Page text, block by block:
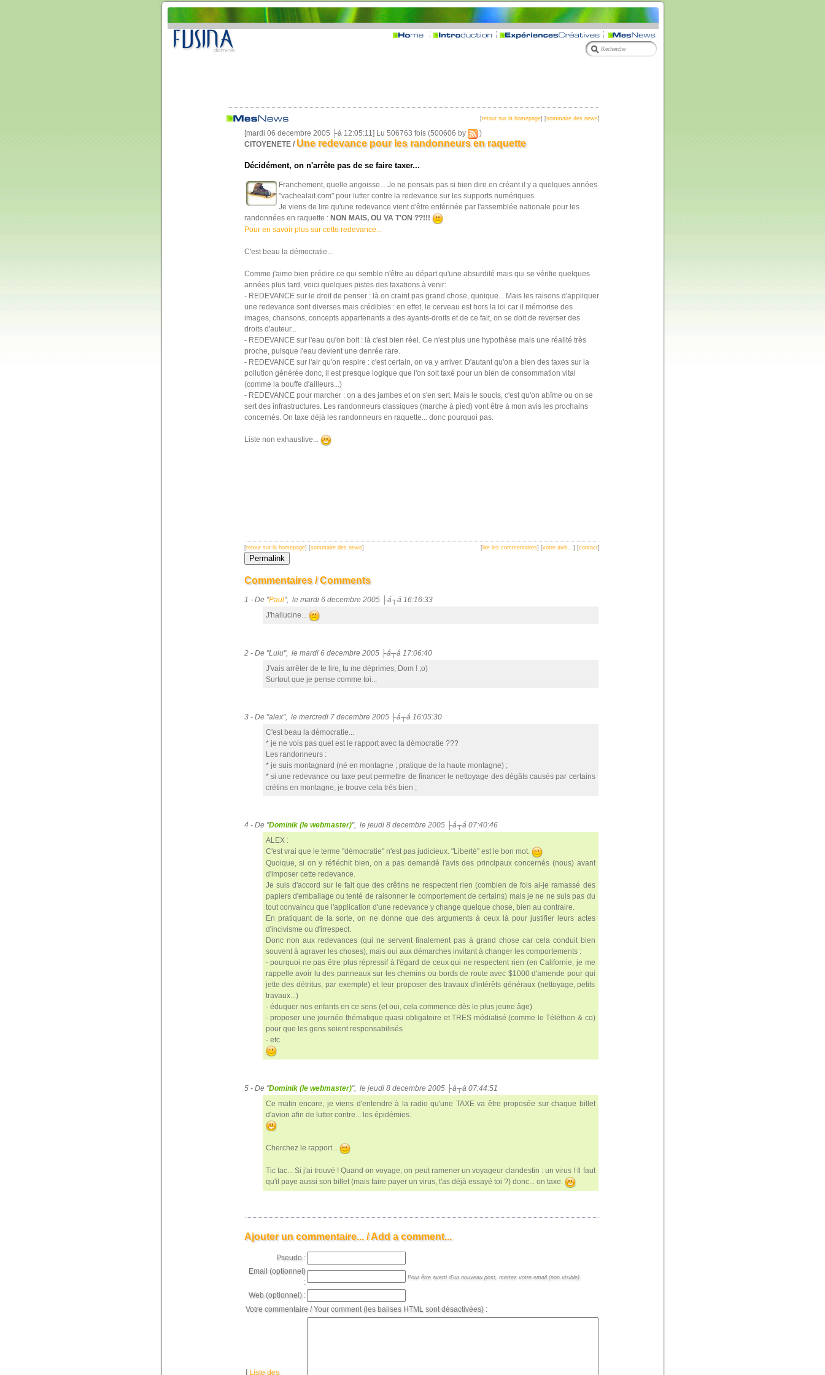
[retour sur la homepage] [sommaire des news]
[mardi 06 decembre 2005 ├á 12:05:11] Lu 506763 fois (500606 by
)
CITOYENETE / Une redevance pour les randonneurs en raquette
Décidément, on n'arrête pas de se faire taxer...
Franchement, quelle angoisse... Je ne pensais pas si bien dire en créant il y a quelques années
"vachealait.com" pour lutter contre la redevance sur les supports numériques.
Je viens de lire qu'une redevance vient d'être entérinée par l'assemblée nationale pour les
randonnées en raquette : NON MAIS, OU VA T'ON ??!!!
Pour en savoir plus sur cette redevance...
C'est beau la démocratie...
Comme j'aime bien prédire ce qui semble n'être au départ qu'une absurdité mais qui se vérifie quelques
années plus tard, voici quelques pistes des taxations à venir:
- REDEVANCE sur le droit de penser : là on craint pas grand chose, quoique... Mais les raisons d'appliquer
une redevance sont diverses mais crédibles : en effet, le cerveau est hors la loi car il mémorise des
images, chansons, concepts appartenants a des ayants-droits et de ce fait, on se doit de reverser des
droits d'auteur...
- REDEVANCE sur l'eau qu'on boit : là c'est bien réel. Ce n'est plus une hypothèse mais une réalité très
proche, puisque l'eau devient une denrée rare.
- REDEVANCE sur l'air qu'on respire : c'est certain, on va y arriver. D'autant qu'on a bien des taxes sur la
pollution générée donc, il est presque logique que l'on soit taxé pour un bien de consommation vital
(comme la bouffe d'ailleurs...)
- REDEVANCE pour marcher : on a des jambes et on s'en sert. Mais le soucis, c'est qu'on abîme ou on se
sert des infrastructures. Les randonneurs classiques (marche à pied) vont être à mon avis les prochains
concernés. On taxe déjà les randonneurs en raquette... donc pourquoi pas.
Liste non exhaustive...
[retour sur la homepage] [sommaire des news] [lire les commentaires] [votre avis...] [contact]
Commentaires / Comments
1 - De "Paul", le mardi 6 decembre 2005 ├á┬á 16:16:33
J'hallucine...
2 - De "Lulu", le mardi 6 decembre 2005 ├á┬á 17:06:40
J'vais arrêter de te lire, tu me déprimes, Dom ! ;o)
Surtout que je pense comme toi...
3 - De "alex", le mercredi 7 decembre 2005 ├á┬á 16:05:30
C'est beau la démocratie...
* je ne vois pas quel est le rapport avec la démocratie ???
Les randonneurs :
* je suis montagnard (né en montagne ; pratique de la haute montagne) ;
* si une redevance ou taxe peut permettre de financer le nettoyage des dégâts causés par certains
crétins en montagne, je trouve cela trés bien ;
4 - De "Dominik (le webmaster)", le jeudi 8 decembre 2005 ├á┬á 07:40:46
ALEX :
C'est vrai que le terme "démocratie" n'est pas judicieux. "Liberté" est le bon mot.
Quoique, si on y réfléchit bien, on a pas demandé l'avis des principaux concernés (nous) avant
d'imposer cette redevance.
Je suis d'accord sur le fait que des crêtins ne respectent rien (combien de fois ai-je ramassé des
papiers d'emballage ou tenté de raisonner le comportement de certains) mais je ne ne suis pas du
tout convaincu que l'application d'une redevance y change quelque chose, bien au contraire.
En pratiquant de la sorte, on ne donne que des arguments à ceux là pour justifier leurs actes
d'incivisme ou d'irrespect.
Donc non aux redevances (qui ne servent finalement pas à grand chose car cela conduit bien
souvent à agraver les choses), mais oui aux démarches invitant à changer les comportements :
- pourquoi ne pas être plus répressif à l'égard de ceux qui ne respectent rien (en Californie, je me
rappelle avoir lu des panneaux sur les chemins ou bords de route avec $1000 d'amende pour qui
jette des détritus, par exemple) et leur proposer des travaux d'intérêts généraux (nettoyage, petits
travaux...)
- éduquer nos enfants en ce sens (et oui, cela commence dès le plus jeune âge)
- proposer une journée thématique quasi obligatoire et TRES médiatisé (comme le Téléthon & co)
pour que les gens soient responsabilisés
- etc
5 - De "Dominik (le webmaster)", le jeudi 8 decembre 2005 ├á┬á 07:44:51
Ce matin encore, je viens d'entendre à la radio qu'une TAXE va être proposée sur chaque billet
d'avion afin de lutter contre... les épidémies.
Cherchez le rapport...
Tic tac... Si j'ai trouvé ! Quand on voyage, on peut ramener un voyageur clandestin : un virus ! Il faut
qu'il paye aussi son billet (mais faire payer un virus, t'as déjà essayé toi ?) donc... on taxe.
Ajouter un commentaire... / Add a comment...
Pseudo :
Email (optionnel)
:
Pour être averti d'un nouveau post, mettez votre email (non visible)
Web (optionnel) :
Votre commentaire / Your comment (les balises HTML sont désactivées) :
[ Liste des